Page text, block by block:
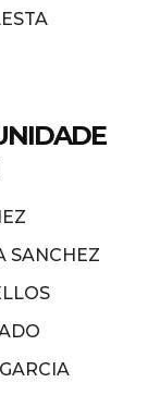
SANCHEZ